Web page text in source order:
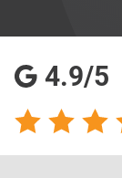
4.9/5